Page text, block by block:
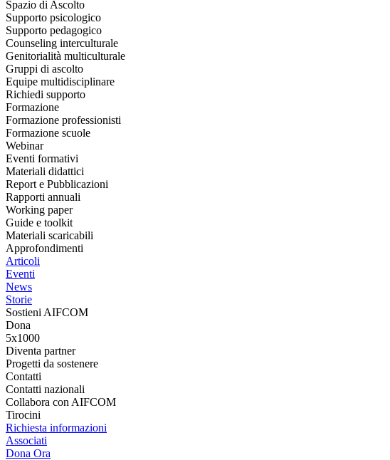
Spazio di Ascolto
Supporto psicologico
Supporto pedagogico
Counseling interculturale
Genitorialità multiculturale
Gruppi di ascolto
Equipe multidisciplinare
Richiedi supporto
Formazione
Formazione professionisti
Formazione scuole
Webinar
Eventi formativi
Materiali didattici
Report e Pubblicazioni
Rapporti annuali
Working paper
Guide e toolkit
Materiali scaricabili
Approfondimenti
Articoli
Eventi
News
Storie
Sostieni AIFCOM
Dona
5x1000
Diventa partner
Progetti da sostenere
Contatti
Contatti nazionali
Collabora con AIFCOM
Tirocini
Richiesta informazioni
Associati
Dona Ora